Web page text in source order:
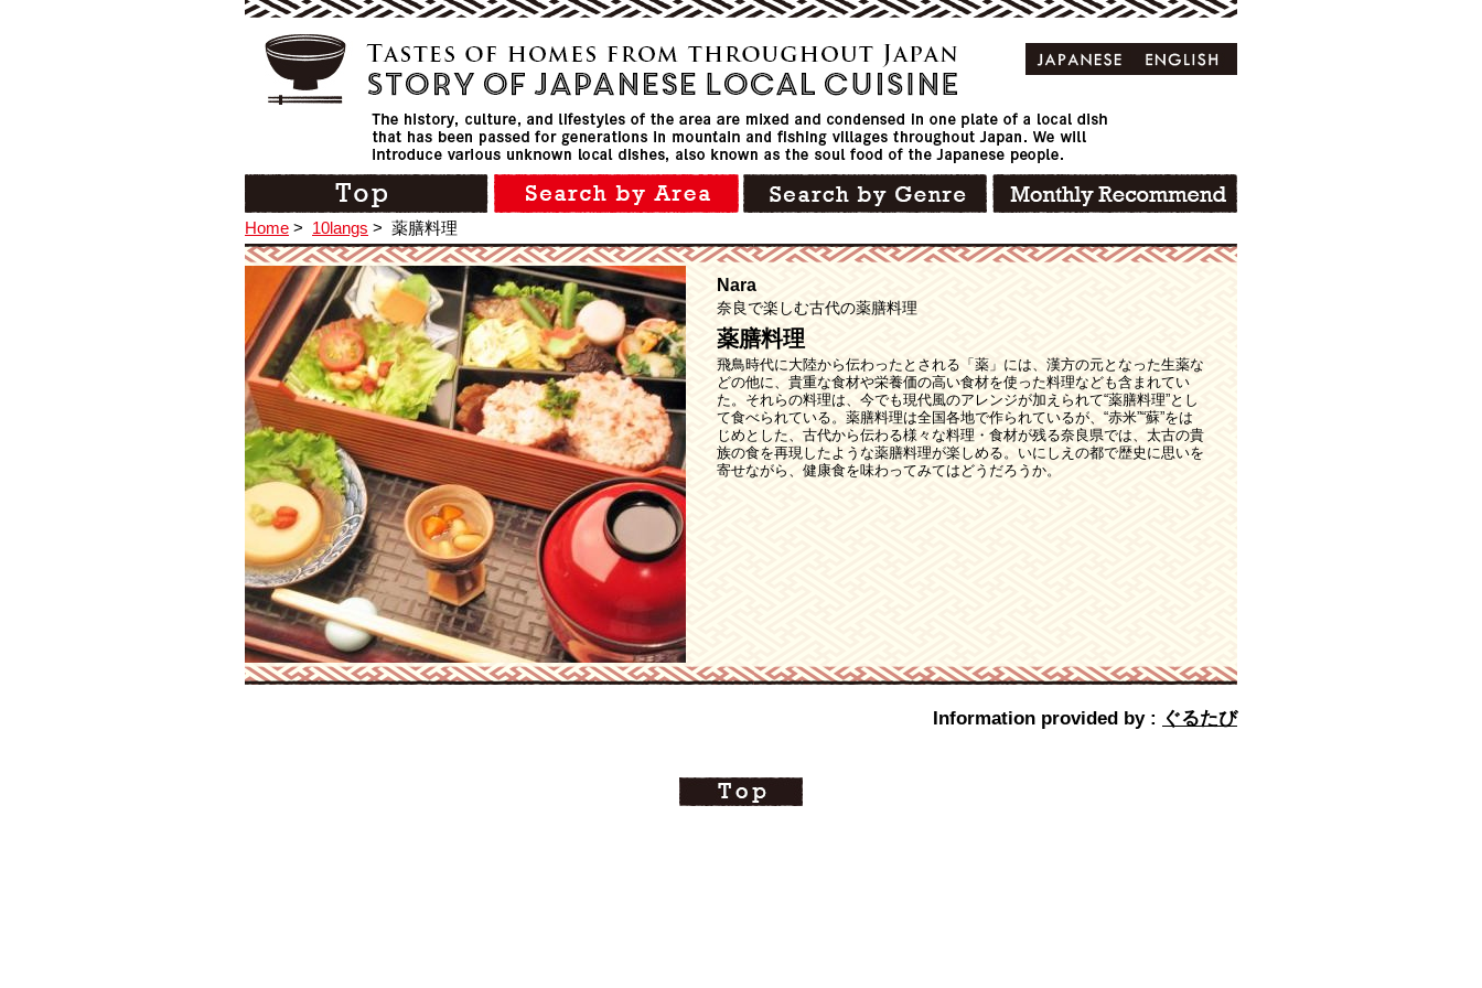
Home > 10langs > 薬膳料理
Nara
奈良で楽しむ古代の薬膳料理
薬膳料理
飛鳥時代に大陸から伝わったとされる「薬」には、漢方の元となった生薬な
どの他に、貴重な食材や栄養価の高い食材を使った料理なども含まれてい
た。それらの料理は、今でも現代風のアレンジが加えられて“薬膳料理”とし
て食べられている。薬膳料理は全国各地で作られているが、“赤米”“蘇”をは
じめとした、古代から伝わる様々な料理・食材が残る奈良県では、太古の貴
族の食を再現したような薬膳料理が楽しめる。いにしえの都で歴史に思いを
寄せながら、健康食を味わってみてはどうだろうか。
Information provided by : ぐるたび